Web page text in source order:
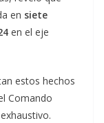
en siete
en el eje
estos hechos
Comando